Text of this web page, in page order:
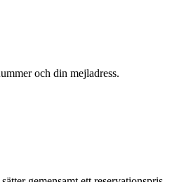
och din mejladress.